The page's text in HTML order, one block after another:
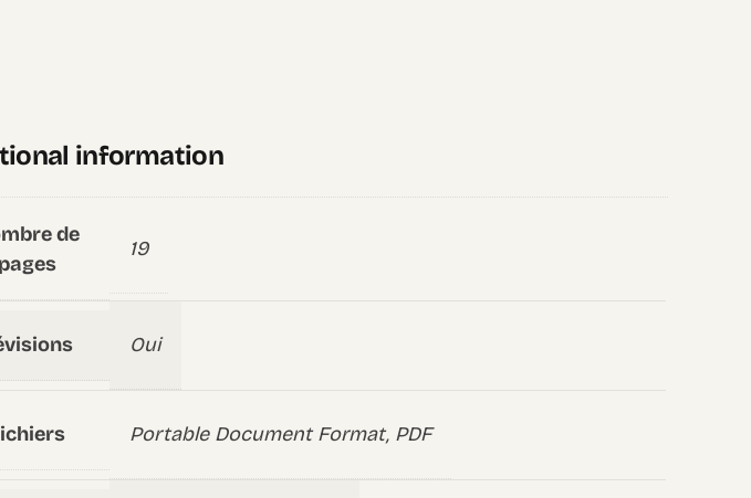
information
de
pages
19
Oui
Portable Document Format, PDF